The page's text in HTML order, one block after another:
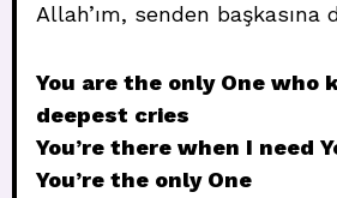
Allah’ım, senden başkasına
You are the only One who
deepest cries
You’re there when I need
You’re the only One